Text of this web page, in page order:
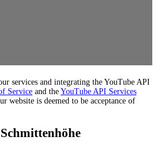
services and integrating the YouTube API
Service and the YouTube API Services
website is deemed to be acceptance of